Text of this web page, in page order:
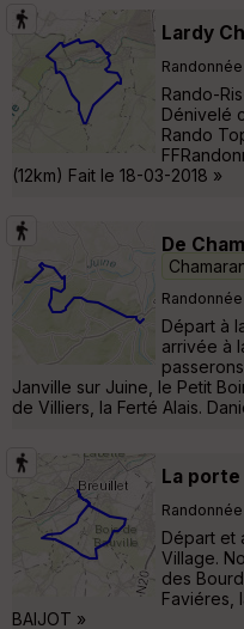
Lardy
Rando-
Dénivelé
Rando
(12km) Fait le 18-03-2018 »
De
Départ à
arrivée à
Janville sur Juine, le Petit
de Villiers, la Ferté Alais.
La
Départ et
Village.
des
Faviéres,
BAIJOT »